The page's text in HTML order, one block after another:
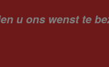
u ons wenst te